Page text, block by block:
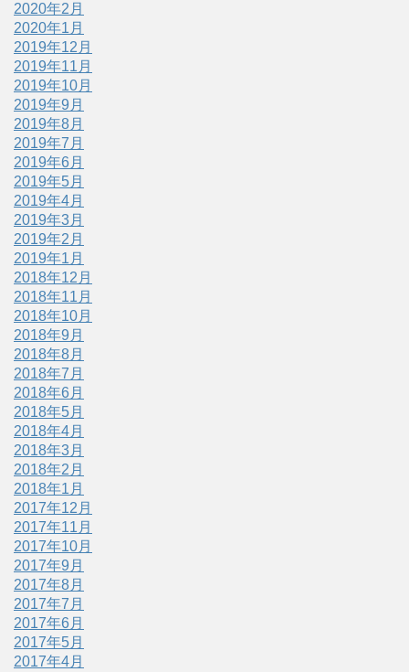
2020年2月
2020年1月
2019年12月
2019年11月
2019年10月
2019年9月
2019年8月
2019年7月
2019年6月
2019年5月
2019年4月
2019年3月
2019年2月
2019年1月
2018年12月
2018年11月
2018年10月
2018年9月
2018年8月
2018年7月
2018年6月
2018年5月
2018年4月
2018年3月
2018年2月
2018年1月
2017年12月
2017年11月
2017年10月
2017年9月
2017年8月
2017年7月
2017年6月
2017年5月
2017年4月